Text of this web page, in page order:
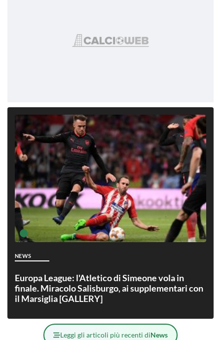
NEWS
Europa League: l'Atletico di Simeone vola in
finale. Miracolo Salisburgo, ai supplementari con
il Marsiglia [GALLERY]
Leggi gli articoli più recenti diNews